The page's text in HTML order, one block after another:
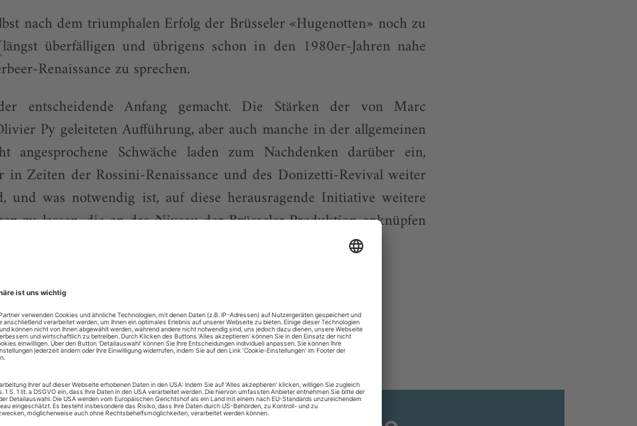
nach dem triumphalen Erfolg der Brüsseler «Hugenotten» noch zu
überfälligen und übrigens schon in den 1980er-Jahren nahe
Renaissance zu sprechen.
entscheidende Anfang gemacht. Die Stärken der von Marc
Py geleiteten Aufführung, aber auch manche in der allgemeinen
angesprochene Schwäche laden zum Nachdenken darüber ein,
in Zeiten der Rossini-Renaissance und des Donizetti-Revival weiter
und was notwendig ist, auf diese herausragende Initiative weitere
zu lassen, die an das Niveau der Brüsseler Produktion anknüpfen
her gedacht